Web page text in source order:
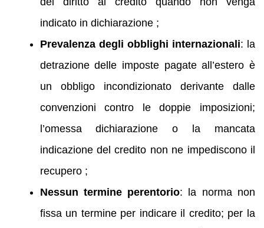
indicato in dichiarazione ;
Prevalenza degli obblighi internazionali: la
detrazione delle imposte pagate all’estero è
un obbligo incondizionato derivante dalle
convenzioni contro le doppie imposizioni;
l’omessa dichiarazione o la mancata
indicazione del credito non ne impediscono il
recupero ;
Nessun termine perentorio: la norma non
fissa un termine per indicare il credito; per la